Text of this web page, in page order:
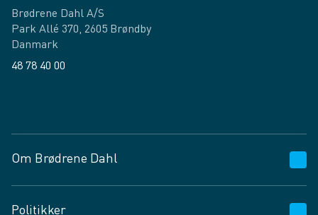
Brødrene Dahl A/S
Park Allé 370, 2605 Brøndby
Danmark
48 78 40 00
Om Brødrene Dahl
Politikker